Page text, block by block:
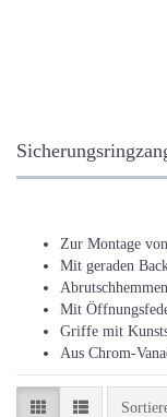
Zur Montage
Mit geraden
Mit
Griffe mit
Aus Chrom-